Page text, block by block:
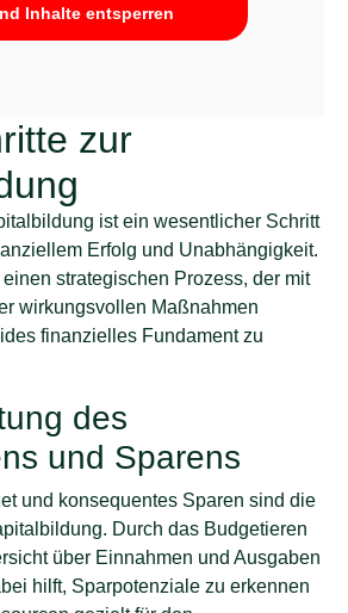
Inhalte entsperren
zur
ist ein wesentlicher Schritt
Erfolg und Unabhängigkeit.
strategischen Prozess, der mit
wirkungsvollen Maßnahmen
finanzielles Fundament zu
des
und Sparens
und konsequentes Sparen sind die
Durch das Budgetieren
über Einnahmen und Ausgaben
hilft, Sparpotenziale zu erkennen